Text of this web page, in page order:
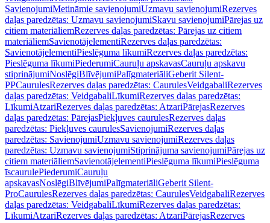
SavienojumiMetināmie savienojumiUzmavu savienojumiRezerves
daļas paredzētas: Uzmavu savienojumiSkavu savienojumiPārejas uz
citiem materiāliemRezerves daļas paredzētas: Pārejas uz citiem
materiāliemSavienotājelementiRezerves daļas paredzētas:
SavienotājelementiPieslēguma līkumiRezerves daļas paredzētas:
Pieslēguma līkumiPiederumiCauruļu apskavasCauruļu apskavu
stiprinājumiNoslēgiBlīvējumiPalīgmateriāliGeberit Silent-
PPCaurulesRezerves daļas paredzētas: CaurulesVeidgabaliRezerves
daļas paredzētas: VeidgabaliLīkumiRezerves daļas paredzētas:
LīkumiAtzariRezerves daļas paredzētas: AtzariPārejasRezerves
daļas paredzētas: PārejasPiekļuves caurulesRezerves daļas
paredzētas: Piekļuves caurulesSavienojumiRezerves daļas
paredzētas: SavienojumiUzmavu savienojumiRezerves daļas
paredzētas: Uzmavu savienojumiStiprinājuma savienojumiPārejas uz
citiem materiāliemSavienotājelementiPieslēguma līkumiPieslēguma
īscaurulePiederumiCauruļu
apskavasNoslēgiBlīvējumiPalīgmateriāliGeberit Silent-
ProCaurulesRezerves daļas paredzētas: CaurulesVeidgabaliRezerves
daļas paredzētas: VeidgabaliLīkumiRezerves daļas paredzētas:
LīkumiAtzariRezerves daļas paredzētas: AtzariPārejasRezerves